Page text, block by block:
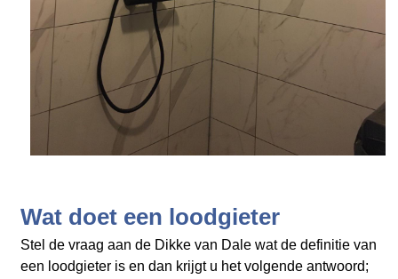
Wat doet een loodgieter
Stel de vraag aan de Dikke van Dale wat de definitie van
een loodgieter is en dan krijgt u het volgende antwoord;